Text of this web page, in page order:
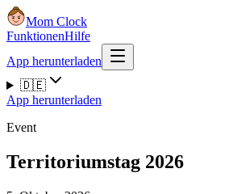
Mom Clock
FunktionenHilfe
App herunterladen
🇩🇪
App herunterladen
Event
Territoriumstag 2026